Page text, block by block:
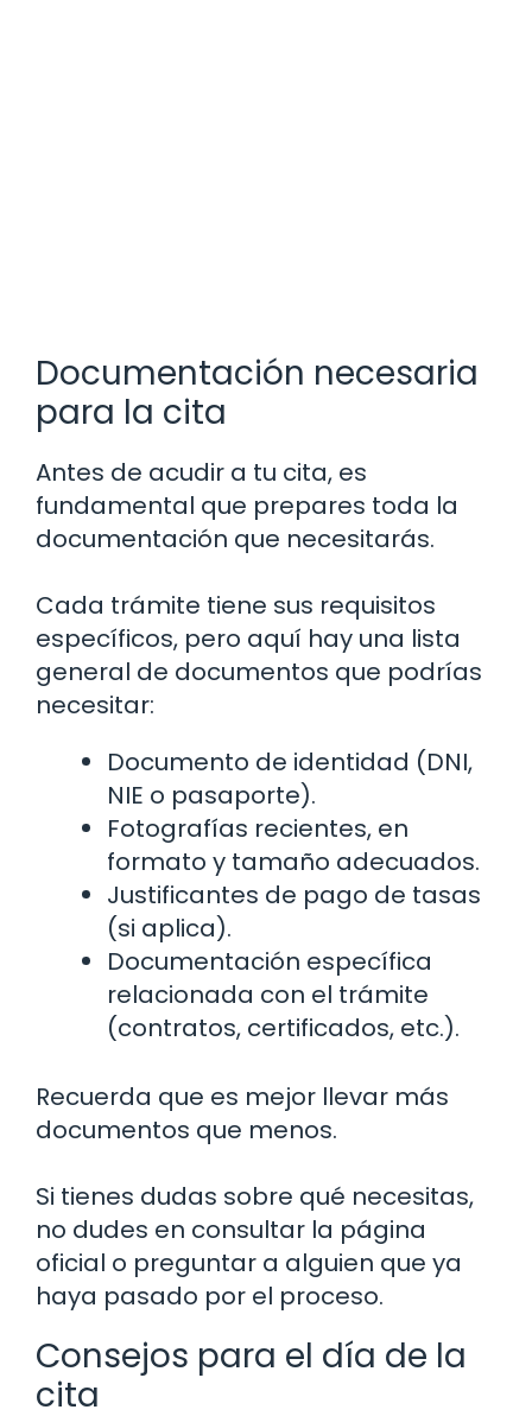
Documentación necesaria
para la cita
Antes de acudir a tu cita, es
fundamental que prepares toda la
documentación que necesitarás.
Cada trámite tiene sus requisitos
específicos, pero aquí hay una lista
general de documentos que podrías
necesitar:
Documento de identidad (DNI,
NIE o pasaporte).
Fotografías recientes, en
formato y tamaño adecuados.
Justificantes de pago de tasas
(si aplica).
Documentación específica
relacionada con el trámite
(contratos, certificados, etc.).
Recuerda que es mejor llevar más
documentos que menos.
Si tienes dudas sobre qué necesitas,
no dudes en consultar la página
oficial o preguntar a alguien que ya
haya pasado por el proceso.
Consejos para el día de la
cita